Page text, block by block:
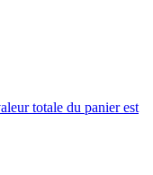
totale du panier est